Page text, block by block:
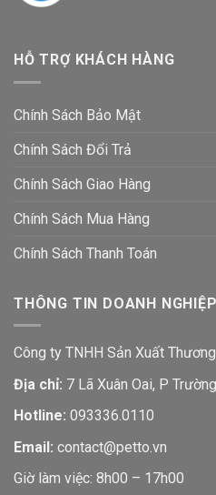
HỖ TRỢ KHÁCH HÀNG
Chính Sách Bảo Mật
Chính Sách Đổi Trả
Chính Sách Giao Hàng
Chính Sách Mua Hàng
Chính Sách Thanh Toán
THÔNG TIN DOANH NGHIỆP
Công ty TNHH Sản Xuất
Địa chỉ: 7 Lã Xuân Oai, P
Hotline: 093336.0110
Email: contact@petto.vn
Giờ làm việc: 8h00 – 17h00